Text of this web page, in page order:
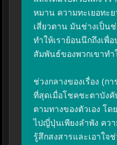
หมาน ความทะเยอทะ
เสี่ยวตาน มันช่างเป็นช่
ทำให้เราย้อนนึกถึงเพื่อ
สัมพันธ์ของพวกเขาทำ
ช่วงกลางของเรื่อง (ก
ที่สุดเมื่อโชคชะตาบัง
ตามทางของตัวเอง โ
ไปญี่ปุ่นเพียงลำพัง คว
รู้สึกสงสารและเอาใจ